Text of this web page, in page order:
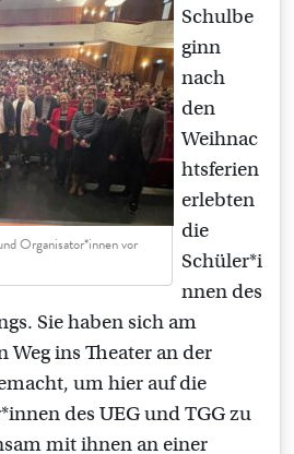
Organisator*innen vor
Schulbe
ginn
nach
den
Weihnac
htsferien
erlebten
die
Schüler*i
nnen des
Sie haben sich am
Weg ins Theater an der
um hier auf die
des UEG und TGG zu
mit ihnen an einer